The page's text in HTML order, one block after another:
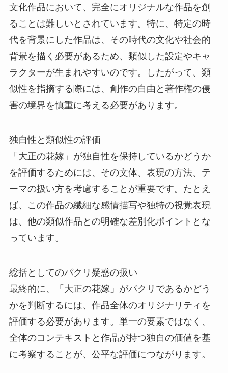
文化作品において、完全にオリジナルな作品を創
ることは難しいとされています。特に、特定の時
代を背景にした作品は、その時代の文化や社会的
背景を描く必要があるため、類似した設定やキャ
ラクターが生まれやすいのです。したがって、類
似性を指摘する際には、創作の自由と著作権の侵
害の境界を慎重に考える必要があります。
独自性と類似性の評価
「大正の花嫁」が独自性を保持しているかどうか
を評価するためには、その文体、表現の方法、テ
ーマの扱い方を考慮することが重要です。たとえ
ば、この作品の繊細な感情描写や独特の視覚表現
は、他の類似作品との明確な差別化ポイントとな
っています。
総括としてのパクリ疑惑の扱い
最終的に、「大正の花嫁」がパクリであるかどう
かを判断するには、作品全体のオリジナリティを
評価する必要があります。単一の要素ではなく、
全体のコンテキストと作品が持つ独自の価値を基
に考察することが、公平な評価につながります。